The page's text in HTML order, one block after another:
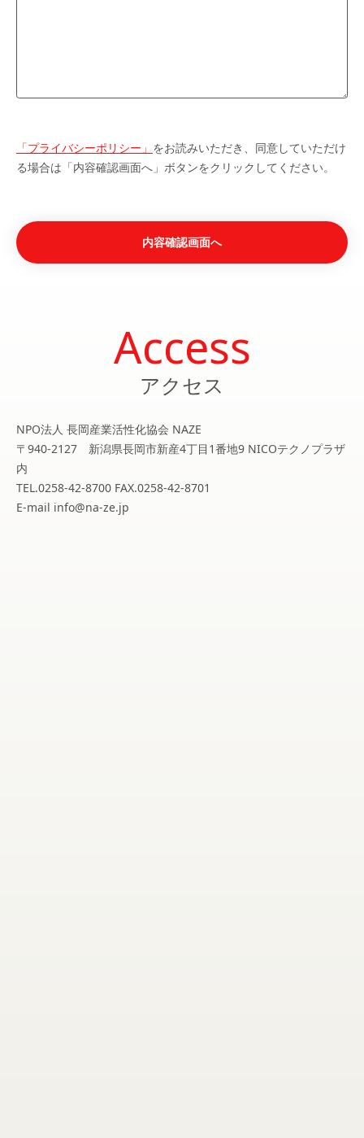
「プライバシーポリシー」 をお読みいただき、同意していただけ
る場合は「内容確認画面へ」ボタンをクリックしてください。
Access
アクセス
NPO法人 長岡産業活性化協会 NAZE
〒940-2127 新潟県長岡市新産4丁目1番地9 NICOテクノプラザ
内
TEL.0258-42-8700 FAX.0258-42-8701
E-mail info@na-ze.jp